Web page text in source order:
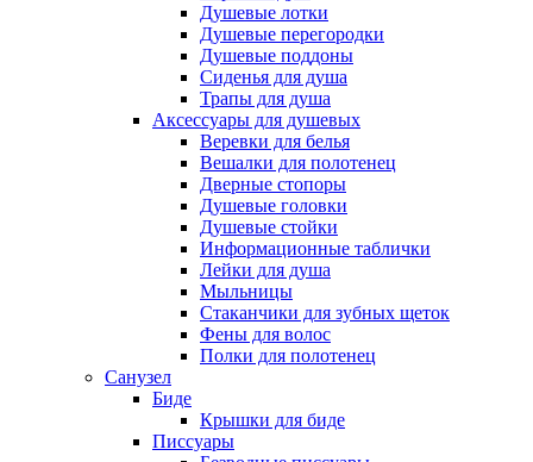
Душевые лотки
Душевые перегородки
Душевые поддоны
Сиденья для душа
Трапы для душа
Аксессуары для душевых
Веревки для белья
Вешалки для полотенец
Дверные стопоры
Душевые головки
Душевые стойки
Информационные таблички
Лейки для душа
Мыльницы
Стаканчики для зубных щеток
Фены для волос
Полки для полотенец
Санузел
Биде
Крышки для биде
Писсуары